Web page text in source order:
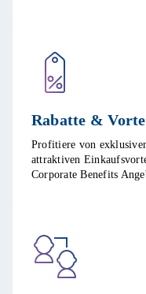
Rabatte &
Profitiere von
attraktiven
Corporate Benefits